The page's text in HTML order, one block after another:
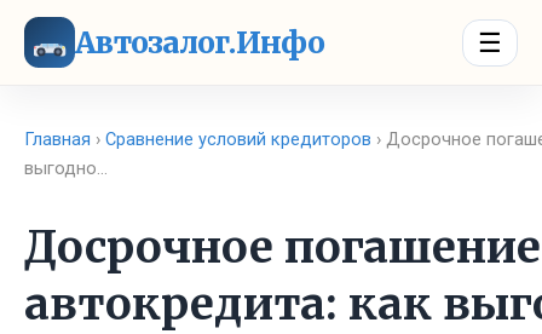
Автозалог.Инфо ☰
Главная › Сравнение условий кредиторов › Досрочное
выгодно…
Досрочное погашение
автокредита: как